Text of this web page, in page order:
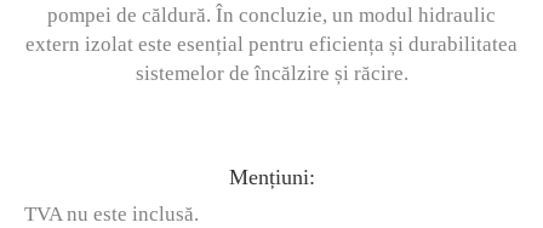
pompei de căldură. În concluzie, un modul hidraulic
extern izolat este esențial pentru eficiența și durabilitatea
sistemelor de încălzire și răcire.
Mențiuni:
TVA nu este inclusă.